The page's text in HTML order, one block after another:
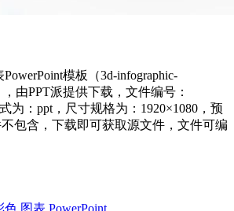
模板（3d-infographic-
，由PPT派提供下载，文件编号：
为：ppt，尺寸规格为：1920×1080，预
包含，下载即可获取源文件，文件可编
色 图表 PowerPoint